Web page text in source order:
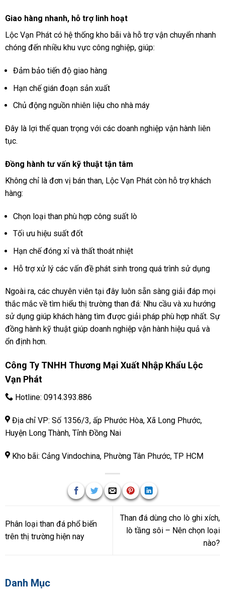
Danh Mục
Giao hàng nhanh, hỗ trợ linh hoạt
Lộc Vạn Phát có hệ thống kho bãi và hỗ trợ vận chuyển nhanh
chóng đến nhiều khu vực công nghiệp, giúp:
Đảm bảo tiến độ giao hàng
Hạn chế gián đoạn sản xuất
Chủ động nguồn nhiên liệu cho nhà máy
Đây là lợi thế quan trọng với các doanh nghiệp vận hành liên
tục.
Đồng hành tư vấn kỹ thuật tận tâm
Không chỉ là đơn vị bán than, Lộc Vạn Phát còn hỗ trợ khách
hàng:
Chọn loại than phù hợp công suất lò
Tối ưu hiệu suất đốt
Hạn chế đóng xỉ và thất thoát nhiệt
Hỗ trợ xử lý các vấn đề phát sinh trong quá trình sử dụng
Ngoài ra, các chuyên viên tại đây luôn sẵn sàng giải đáp mọi
thắc mắc về tìm hiểu thị trường than đá: Nhu cầu và xu hướng
sử dụng giúp khách hàng tìm được giải pháp phù hợp nhất. Sự
đồng hành kỹ thuật giúp doanh nghiệp vận hành hiệu quả và
ổn định hơn.
Công Ty TNHH Thương Mại Xuất Nhập Khẩu Lộc
Vạn Phát
Hotline: 0914.393.886
Địa chỉ VP: Số 1356/3, ấp Phước Hòa, Xã Long Phước,
Huyện Long Thành, Tỉnh Đồng Nai
Kho bãi: Cảng Vindochina, Phường Tân Phước, TP HCM
Phân loại than đá phổ biến
trên thị trường hiện nay
Than đá dùng cho lò ghi xích,
lò tầng sôi – Nên chọn loại
nào?